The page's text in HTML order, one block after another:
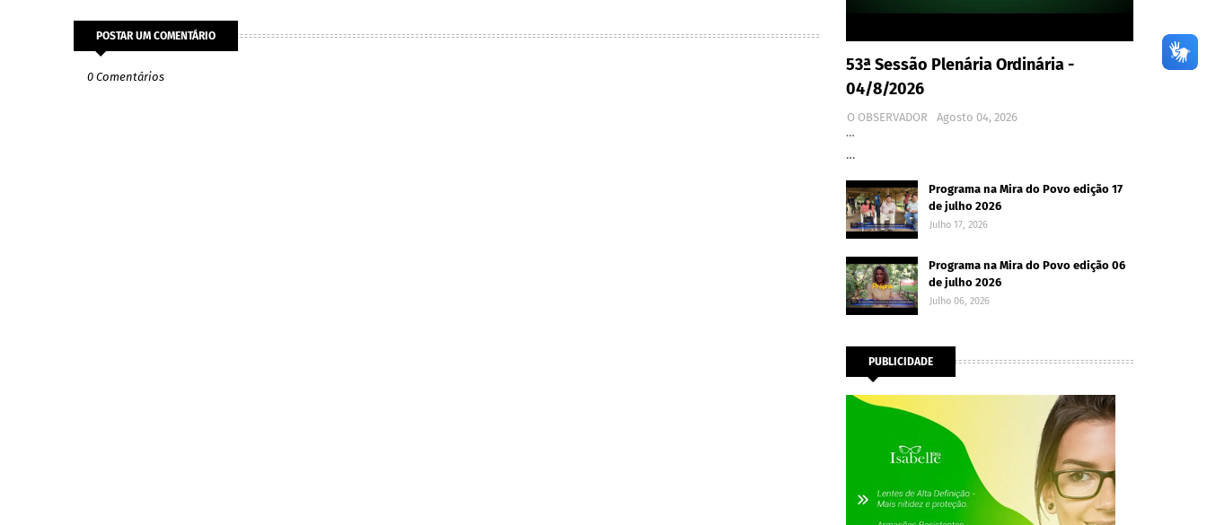
POSTAR UM COMENTÁRIO
0 Comentários
53ª Sessão Plenária Ordinária -
04/8/2026
O OBSERVADOR
Agosto 04, 2026
…
…
Programa na Mira do Povo edição 17
de julho 2026
Julho 17, 2026
Programa na Mira do Povo edição 06
de julho 2026
Julho 06, 2026
PUBLICIDADE